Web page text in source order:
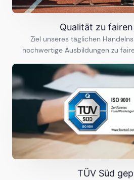
Düsseldorf
30 Ausbildungen
Erfurt
5Ausbildungen
Essen
Qualität zu
Ziel unseres täglichen
hochwertige Ausbildungen zu
TÜV Süd